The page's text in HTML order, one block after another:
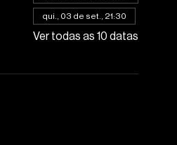
qui., 03 de set., 21:30
Ver todas as 10 datas